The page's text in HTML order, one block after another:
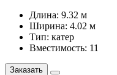
Длина: 9.32 м
Ширина: 4.02 м
Тип: катер
Вместимость: 11
Заказать